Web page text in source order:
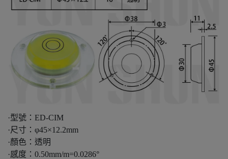
·型號：ED-CIM
·尺寸：φ45×12.2mm
·顏色：透明
·感度：0.50mm/m=0.0286°